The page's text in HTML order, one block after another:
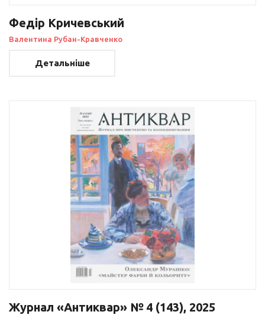
Федір Кричевський
Валентина Рубан-Кравченко
Детальніше
Журнал «Антиквар» № 4 (143), 2025